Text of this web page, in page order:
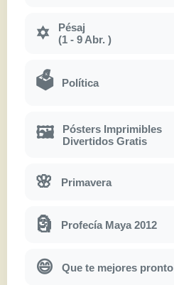
✡
Pésaj
(1 - 9 Abr. )
🗳 Política
🖼
Pósters Imprimibles
Divertidos Gratis
🌸 Primavera
🗿 Profecía Maya 2012
😄 Que te mejores pronto